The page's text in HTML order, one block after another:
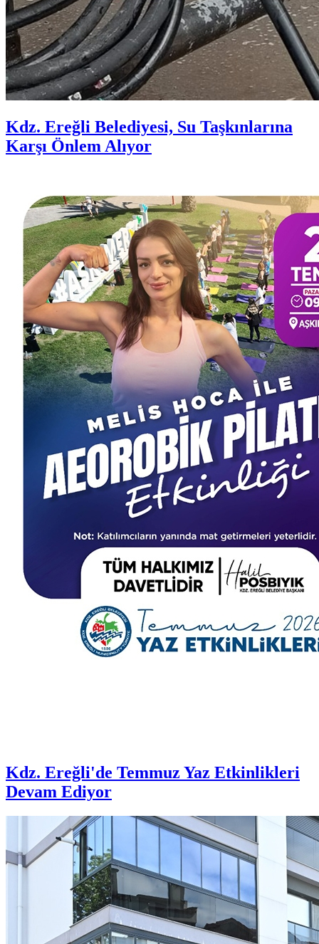
Kdz. Ereğli Belediyesi, Su Taşkınlarına
Karşı Önlem Alıyor
Kdz. Ereğli'de Temmuz Yaz Etkinlikleri
Devam Ediyor